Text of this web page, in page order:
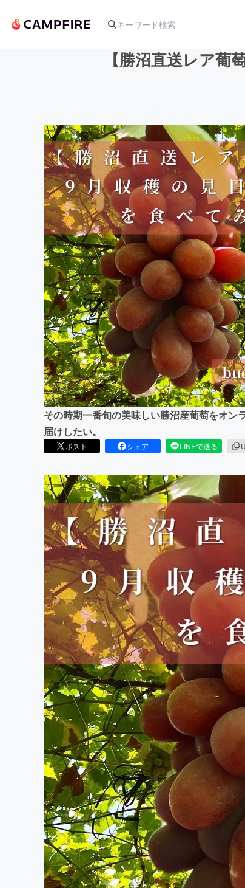
アート・写真
テクノロジー・ガジェット
映像・映画
ビジネス・起業
まちづくり・地域活性化
【勝沼直送レア
その時期一番旬の美味しい勝沼産葡萄をオ
届けしたい。
ポスト シェア LINEで送る